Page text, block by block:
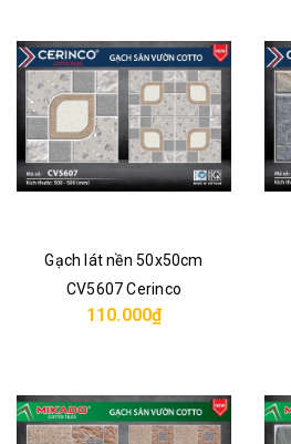
Gạch lát nền 50x50cm
CV5607 Cerinco
110.000₫